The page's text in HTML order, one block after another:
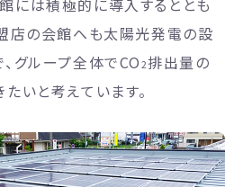
には積極的に導入するととも
店の会館へも太陽光発電の設
グループ全体でCO2排出量の
いと考えています。